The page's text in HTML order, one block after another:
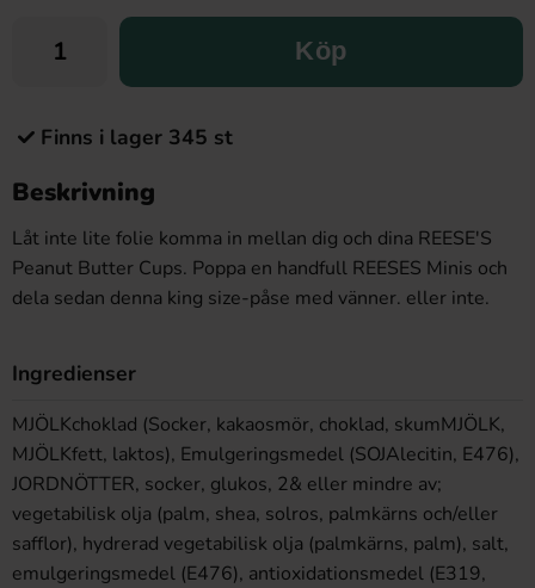
Köp
Finns i lager 345 st
Beskrivning
Låt inte lite folie komma in mellan dig och dina REESE'S
Peanut Butter Cups. Poppa en handfull REESES Minis och
dela sedan denna king size-påse med vänner. eller inte.
Ingredienser
MJÖLKchoklad (Socker, kakaosmör, choklad, skumMJÖLK,
MJÖLKfett, laktos), Emulgeringsmedel (SOJAlecitin, E476),
JORDNÖTTER, socker, glukos, 2& eller mindre av;
vegetabilisk olja (palm, shea, solros, palmkärns och/eller
safflor), hydrerad vegetabilisk olja (palmkärns, palm), salt,
emulgeringsmedel (E476), antioxidationsmedel (E319,